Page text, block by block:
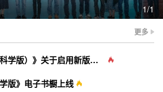
1/1
更多
《重庆大学学报（社会科学版）》关于启用新版投审稿系统的通知
版》电子书橱上线